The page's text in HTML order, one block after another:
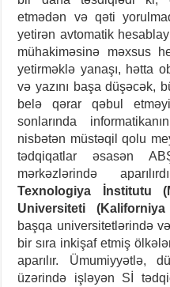
etmədən və qəti
yetirən avtomatik
mühakiməsinə məxsus
yetirməklə yanaşı, hətta
və yazını başa düşəcək,
belə qərar qəbul
sonlarında informatikanın
nisbətən müstəqil qolu
tədqiqatlar əsasən
mərkəzlərində
Texnologiya İnstitutu
Universiteti (Kaliforniya
başqa universitetlərində
bir sıra inkişaf etmiş
aparılır. Ümumiyyətlə,
üzərində işləyən Sİ